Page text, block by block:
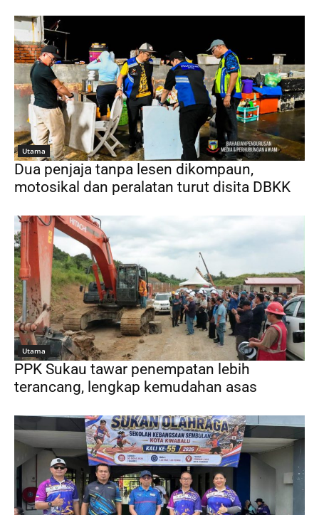
Utama
Dua penjaja tanpa lesen dikompaun,
motosikal dan peralatan turut disita DBKK
Utama
PPK Sukau tawar penempatan lebih
terancang, lengkap kemudahan asas